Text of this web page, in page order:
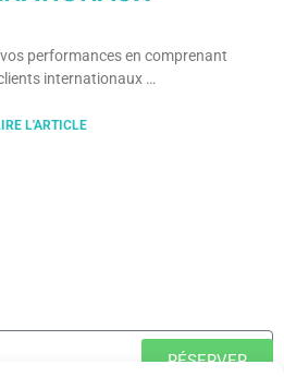
performances en comprenant
internationaux
L'ARTICLE
RÉSERVER